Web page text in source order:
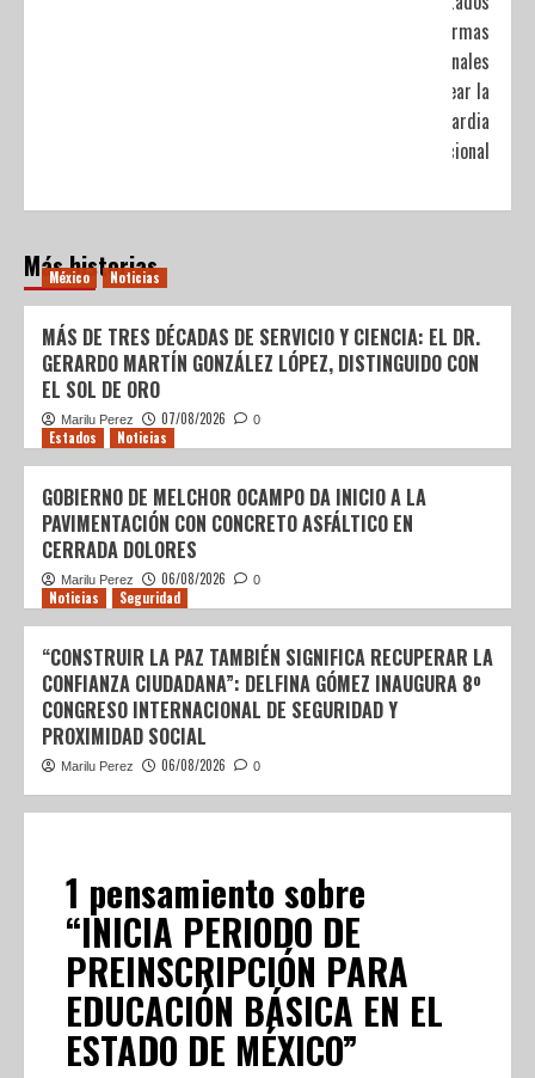
reformas
constitucionales
para crear la
Guardia
Nacional
Más historias
México Noticias
MÁS DE TRES DÉCADAS DE SERVICIO Y CIENCIA: EL DR.
GERARDO MARTÍN GONZÁLEZ LÓPEZ, DISTINGUIDO CON
EL SOL DE ORO
Marilu Perez 07/08/2026 0
Estados Noticias
GOBIERNO DE MELCHOR OCAMPO DA INICIO A LA
PAVIMENTACIÓN CON CONCRETO ASFÁLTICO EN
CERRADA DOLORES
Marilu Perez 06/08/2026 0
Noticias Seguridad
“CONSTRUIR LA PAZ TAMBIÉN SIGNIFICA RECUPERAR LA
CONFIANZA CIUDADANA”: DELFINA GÓMEZ INAUGURA 8º
CONGRESO INTERNACIONAL DE SEGURIDAD Y
PROXIMIDAD SOCIAL
Marilu Perez 06/08/2026 0
1 pensamiento sobre
“INICIA PERIODO DE
PREINSCRIPCIÓN PARA
EDUCACIÓN BÁSICA EN EL
ESTADO DE MÉXICO”